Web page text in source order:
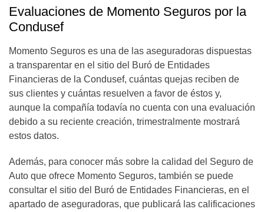
Evaluaciones de Momento Seguros por la
Condusef
Momento Seguros es una de las aseguradoras dispuestas
a transparentar en el sitio del Buró de Entidades
Financieras de la Condusef, cuántas quejas reciben de
sus clientes y cuántas resuelven a favor de éstos y,
aunque la compañía todavía no cuenta con una evaluación
debido a su reciente creación, trimestralmente mostrará
estos datos.
Además, para conocer más sobre la calidad del Seguro de
Auto que ofrece Momento Seguros, también se puede
consultar el sitio del Buró de Entidades Financieras, en el
apartado de aseguradoras, que publicará las calificaciones